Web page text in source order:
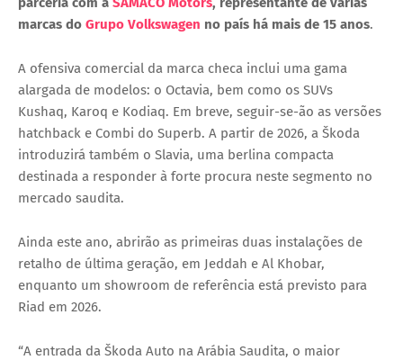
marcas do Grupo Volkswagen no país há mais de 15 anos.
A ofensiva comercial da marca checa inclui uma gama
alargada de modelos: o Octavia, bem como os SUVs
Kushaq, Karoq e Kodiaq. Em breve, seguir-se-ão as versões
hatchback e Combi do Superb. A partir de 2026, a Škoda
introduzirá também o Slavia, uma berlina compacta
destinada a responder à forte procura neste segmento no
mercado saudita.
Ainda este ano, abrirão as primeiras duas instalações de
retalho de última geração, em Jeddah e Al Khobar,
enquanto um showroom de referência está previsto para
Riad em 2026.
“A entrada da Škoda Auto na Arábia Saudita, o maior